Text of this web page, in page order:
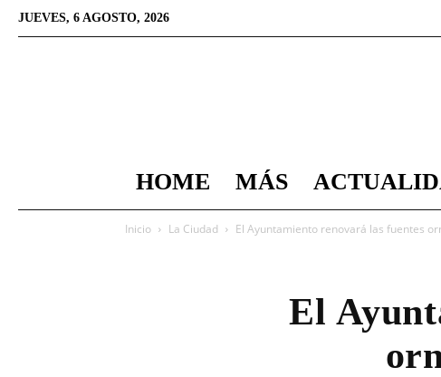
JUEVES, 6 AGOSTO, 2026
HOME MÁS
Inicio La Ciudad El Ayuntamiento renovará las fuentes
El